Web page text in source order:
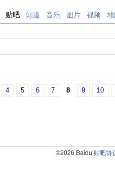
贴吧 知道 音乐 图片 视频
4 5 6 7 8 9 10
©2026 Baidu 贴吧协